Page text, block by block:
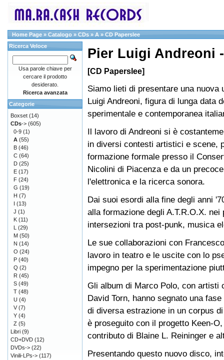
Home Page » Catalogo » CDs » A » CD Paperslee
Pier Luigi Andreoni
[CD Paperslee]
Siamo lieti di presentare una nuova
Luigi Andreoni, figura di lunga data
sperimentale e contemporanea
Il lavoro di Andreoni si è
in diversi contesti artistici e scene,
formazione formale presso il
Nicolini di Piacenza e da un
l'elettronica e la ricerca sonora.
Dai suoi esordi alla fine degli anni
alla formazione degli A.T.R.O.X.
intersezioni tra post-punk, musica
Le sue collaborazioni con
lavoro in teatro e le uscite con lo
impegno per la sperimentazione
Gli album di Marco Polo, con artisti
David Torn, hanno segnato una
di diversa estrazione in un corpus
è proseguito con il progetto Keen-
contributo di Blaine L. Reininger e
Presentando questo nuovo disco,
Ricerca Veloce
Usa parole chiave per
cercare il prodotto
desiderato.
Ricerca avanzata
Categorie
Boxset (14)
CDs-> (605)
0-9 (1)
A (55)
B (46)
C (64)
D (25)
E (17)
F (24)
G (19)
H (7)
I (13)
J (1)
K (11)
L (29)
M (50)
N (14)
O (24)
P (40)
Q (2)
R (45)
S (49)
T (48)
U (4)
V (7)
Y (4)
Z (5)
Libri (9)
CD+DVD (12)
DVDs-> (22)
Vinili-LPs-> (117)